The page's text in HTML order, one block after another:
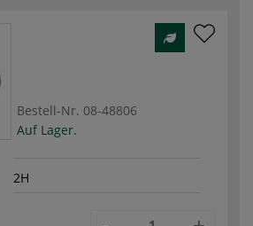
Bestell-Nr. 08-48806
Auf Lager.
2H